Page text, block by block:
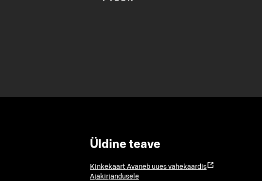
Üldine teave
Kinkekaart Avaneb uues vahekaardis
Ajakirjandusele